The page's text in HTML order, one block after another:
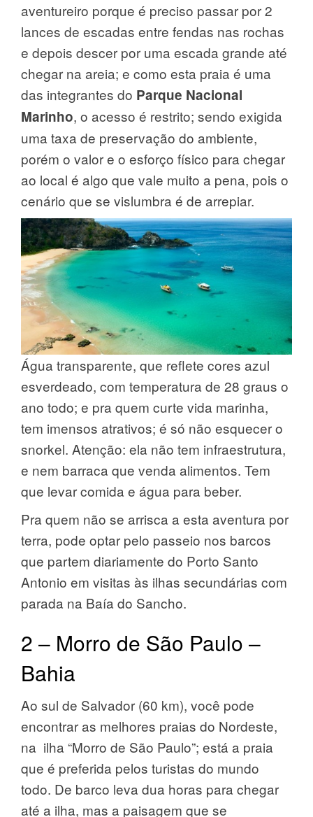
aventureiro porque é preciso passar por 2
lances de escadas entre fendas nas rochas
e depois descer por uma escada grande até
chegar na areia; e como esta praia é uma
das integrantes do Parque Nacional
Marinho, o acesso é restrito; sendo exigida
uma taxa de preservação do ambiente,
porém o valor e o esforço físico para chegar
ao local é algo que vale muito a pena, pois o
cenário que se vislumbra é de arrepiar.
Água transparente, que reflete cores azul
esverdeado, com temperatura de 28 graus o
ano todo; e pra quem curte vida marinha,
tem imensos atrativos; é só não esquecer o
snorkel. Atenção: ela não tem infraestrutura,
e nem barraca que venda alimentos. Tem
que levar comida e água para beber.
Pra quem não se arrisca a esta aventura por
terra, pode optar pelo passeio nos barcos
que partem diariamente do Porto Santo
Antonio em visitas às ilhas secundárias com
parada na Baía do Sancho.
2 – Morro de São Paulo –
Bahia
Ao sul de Salvador (60 km), você pode
encontrar as melhores praias do Nordeste,
na ilha “Morro de São Paulo”; está a praia
que é preferida pelos turistas do mundo
todo. De barco leva dua horas para chegar
até a ilha, mas a paisagem que se